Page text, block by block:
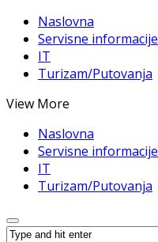
Naslovna
Servisne informacije
IT
Turizam/Putovanja
View More
Naslovna
Servisne informacije
IT
Turizam/Putovanja